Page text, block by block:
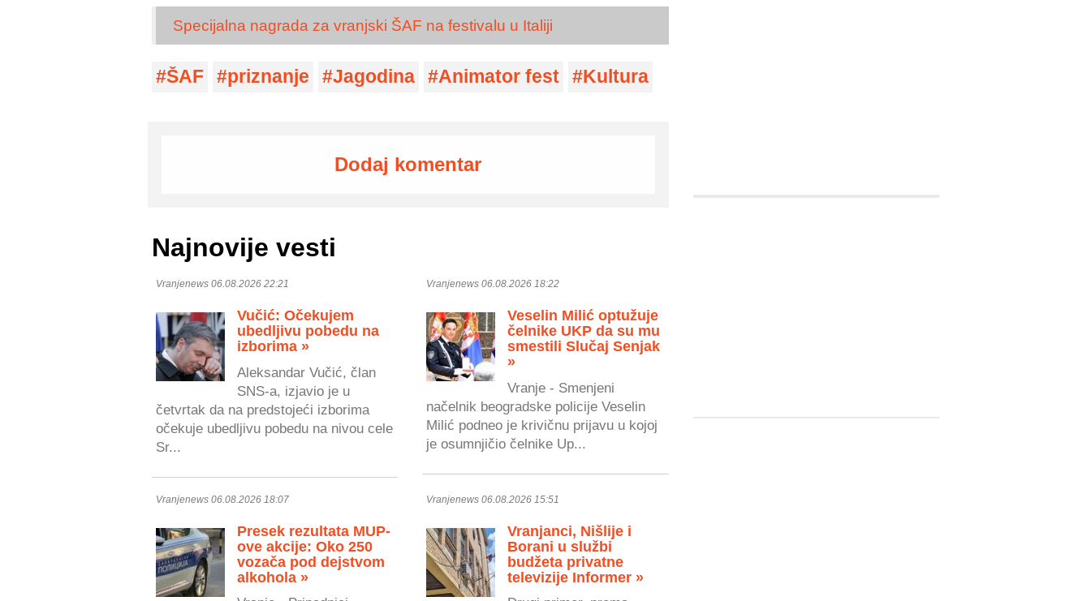
Specijalna nagrada za vranjski ŠAF na festivalu u Italiji
ŠAF priznanje Jagodina Animator fest Kultura
Dodaj komentar
Najnovije vesti
Vranjenews 06.08.2026 22:21
Vučić: Očekujem
ubedljivu pobedu na
izborima »
Aleksandar Vučić, član
SNS-a, izjavio je u
četvrtak da na predstojeći izborima
očekuje ubedljivu pobedu na nivou cele
Sr...
Vranjenews 06.08.2026 18:22
Veselin Milić optužuje
čelnike UKP da su mu
smestili Slučaj Senjak
»
Vranje - Smenjeni
načelnik beogradske policije Veselin
Milić podneo je krivičnu prijavu u kojoj
je osumnjičio čelnike Up...
Vranjenews 06.08.2026 18:07
Presek rezultata MUP-
ove akcije: Oko 250
vozača pod dejstvom
alkohola »
Vranjenews 06.08.2026 15:51
Vranjanci, Nišlije i
Borani u službi
budžeta privatne
televizije Informer »